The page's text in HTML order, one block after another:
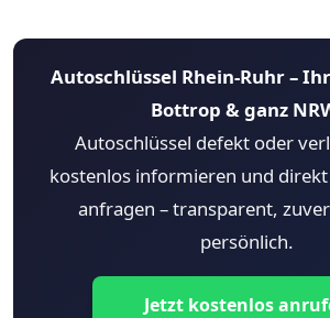
Autoschlüssel Rhein-Ruhr –
Bottrop & ganz
Autoschlüssel defekt oder
kostenlos informieren und
anfragen – transparent,
persönlich.
Jetzt kostenlos